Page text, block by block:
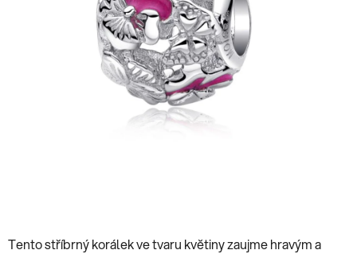
Tento stříbrný korálek ve tvaru květiny zaujme hravým a